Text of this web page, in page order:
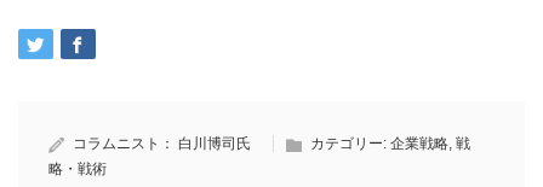
コラムニスト： 白川博司氏 カテゴリー: 企業戦略, 戦
略・戦術